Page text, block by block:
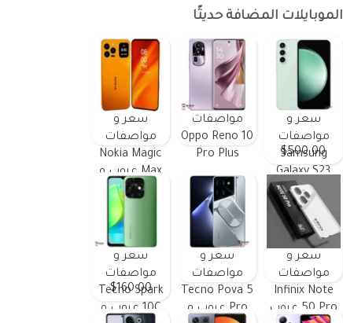
الموبايلات المضافة حديثًا
سعر و
مواصفات
Samsung
Galaxy S23
FE ومميزات
وعيوب
$500.00
مواصفات
Oppo Reno 10
Pro Plus
سعر و
مواصفات
Nokia Magic
Max عيوب و
مميزات
سعر و
مواصفات
Infinix Note
50 Pro عيوب
سعر و
مواصفات
Tecno Pova 5
Pro عيوب و
سعر و
مواصفات
Tecno Spark
10C عيوب و
$160.00